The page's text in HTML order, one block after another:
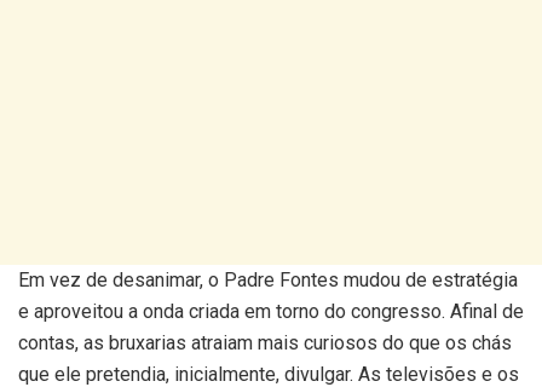
Em vez de desanimar, o Padre Fontes mudou de estratégia
e aproveitou a onda criada em torno do congresso. Afinal de
contas, as bruxarias atraiam mais curiosos do que os chás
que ele pretendia, inicialmente, divulgar. As televisões e os